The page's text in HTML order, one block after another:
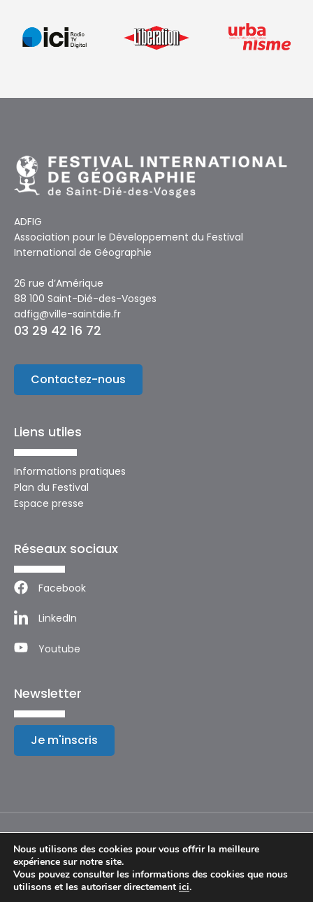
ADFIG
Association pour le Développement du Festival
International de Géographie
26 rue d’Amérique
88 100 Saint-Dié-des-Vosges
adfig@ville-saintdie.fr
03 29 42 16 72
Contactez-nous
Liens utiles
Informations pratiques
Plan du Festival
Espace presse
Réseaux sociaux
Facebook
LinkedIn
Youtube
Newsletter
Je m'inscris
Mentions légales
Nous utilisons des cookies pour vous offrir la meilleure
expérience sur notre site.
Vous pouvez consulter les informations des cookies que nous
utilisons et les autoriser directement ici.